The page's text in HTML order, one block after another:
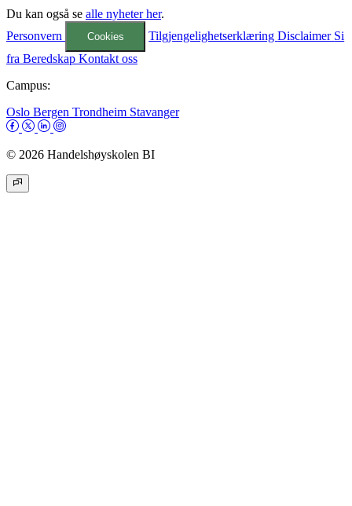
Du kan også se alle nyheter her.
Personvern
Cookies TilgjengelighetserklæringDisclaimer Si
fra Beredskap Kontakt oss
Campus:
Oslo Bergen Trondheim Stavanger
© 2026 Handelshøyskolen BI